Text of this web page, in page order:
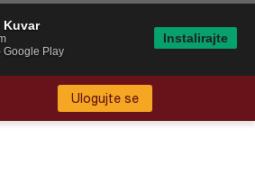
Ulogujte se
Kuvar
Google Play
Instalirajte